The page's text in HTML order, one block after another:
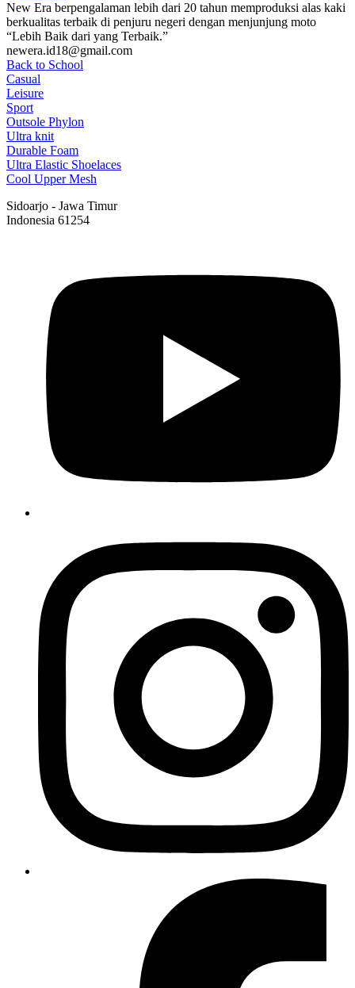
New Era berpengalaman lebih dari 20 tahun memproduksi alas kaki
berkualitas terbaik di penjuru negeri dengan menjunjung moto
“Lebih Baik dari yang Terbaik.”
newera.id18@gmail.com
Back to School
Casual
Leisure
Sport
Outsole Phylon
Ultra knit
Durable Foam
Ultra Elastic Shoelaces
Cool Upper Mesh
Sidoarjo - Jawa Timur
Indonesia 61254